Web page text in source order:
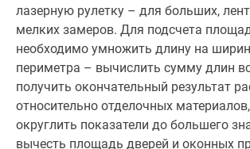
поселки
Коттеджные
поселки
лесу
Коттеджные
поселки
лазерную рулетку – для больших,
мелких замеров. Для подсчета
необходимо умножить длину на
периметра – вычислить сумму длин
получить окончательный результат
относительно отделочных
округлить показатели до большего
вычесть площадь дверей и оконных